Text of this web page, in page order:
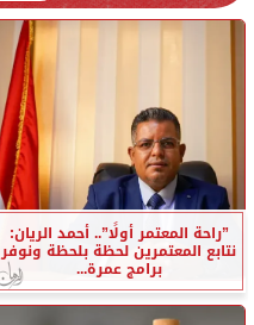
”راحة المعتمر أولًا”.. أحمد الريان:
نتابع المعتمرين لحظة بلحظة ونوفر
برامج عمرة...